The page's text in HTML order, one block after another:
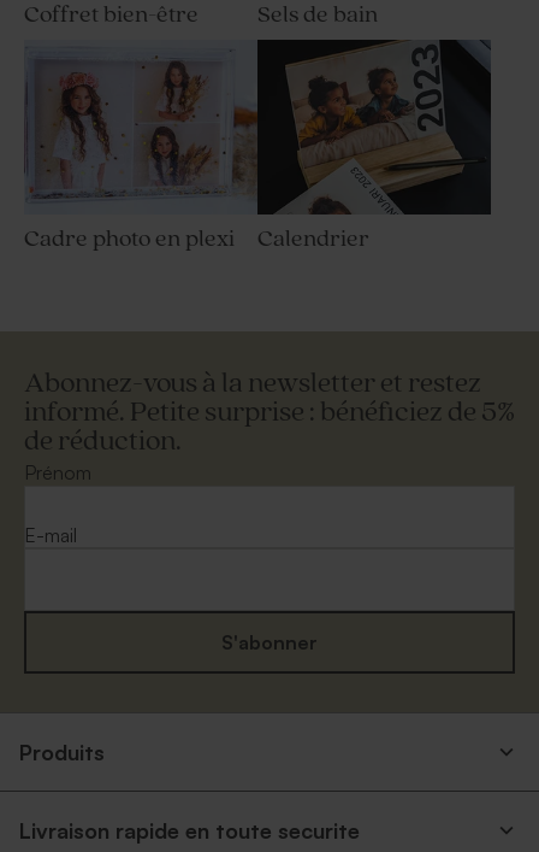
Coffret bien-être Sels de bain
Cadre photo en plexi Calendrier
Abonnez-vous à la newsletter et restez
informé. Petite surprise : bénéficiez de 5%
de réduction.
Prénom
E-mail
S'abonner
Produits
Livraison rapide en toute securite